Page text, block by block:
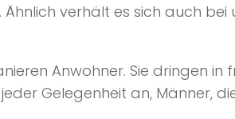
verhält es sich auch bei
Anwohner. Sie dringen in
Gelegenheit an, Männer,